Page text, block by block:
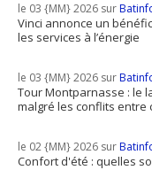
le 03 {MM} 2026 sur
Vinci annonce un
les services à l’énergie
le 03 {MM} 2026 sur
Tour Montparnasse : le
malgré les conflits entre
le 02 {MM} 2026 sur
Confort d'été : quelles